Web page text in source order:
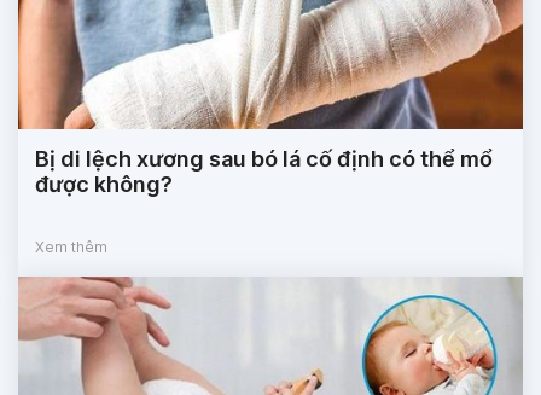
Bị di lệch xương sau bó lá cố định có thể mổ
được không?
Xem thêm